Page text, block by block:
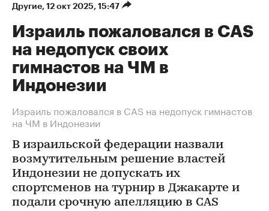
Другие⁠, 12 окт 2025, 15:47
Израиль пожаловался в CAS
на недопуск своих
гимнастов на ЧМ в
Индонезии
Израиль пожаловался в CAS на недопуск гимнастов
на ЧМ в Индонезии
В израильской федерации назвали
возмутительным решение властей
Индонезии не допускать их
спортсменов на турнир в Джакарте и
подали срочную апелляцию в CAS